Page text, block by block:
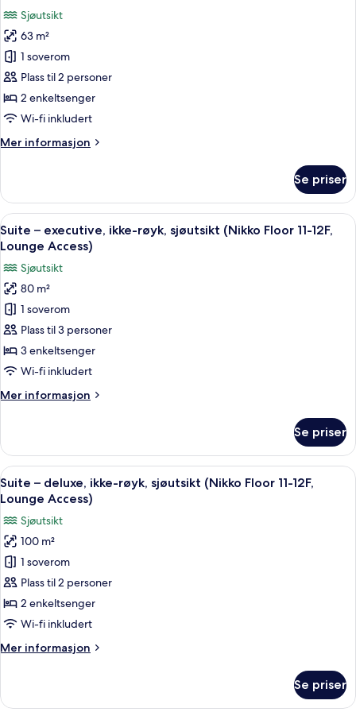
11-
12/F,
Lounge
Access)
av
Studiosuite
–
junior,
ikke-
røyk,
(Nikko
12/F,
Lounge
Access)
Sjøutsikt
63 m²
1 soverom
Plass til 2 personer
2 enkeltsenger
Wi-fi inkludert
Mer informasjon
Mer
–
junior,
ikke-
røyk,
sjøutsikt
(Nikko
Floor
11-
12/F,
Lounge
Se priser
Åpne
alle
bildene
av
Suite
–
executive,
ikke-
røyk,
(Nikko
12F,
Lounge
Access)
Suite – executive, ikke-røyk,
16
Suite – executive, ikke-røyk, sjøutsikt (Nikko Floor 11-12F,
Lounge Access)
Sjøutsikt
80 m²
1 soverom
Plass til 3 personer
3 enkeltsenger
Wi-fi inkludert
Mer informasjon
Mer
–
executive,
ikke-
røyk,
sjøutsikt
(Nikko
Floor
11-
12F,
Lounge
Se priser
Åpne
alle
bildene
av
Suite
–
deluxe,
ikke-
røyk,
(Nikko
Suite – deluxe, ikke-røyk, sjøutsikt
17
Suite – deluxe, ikke-røyk, sjøutsikt (Nikko Floor 11-12F,
Lounge Access)
Sjøutsikt
100 m²
1 soverom
Plass til 2 personer
2 enkeltsenger
Wi-fi inkludert
Mer informasjon
Mer
–
Se priser